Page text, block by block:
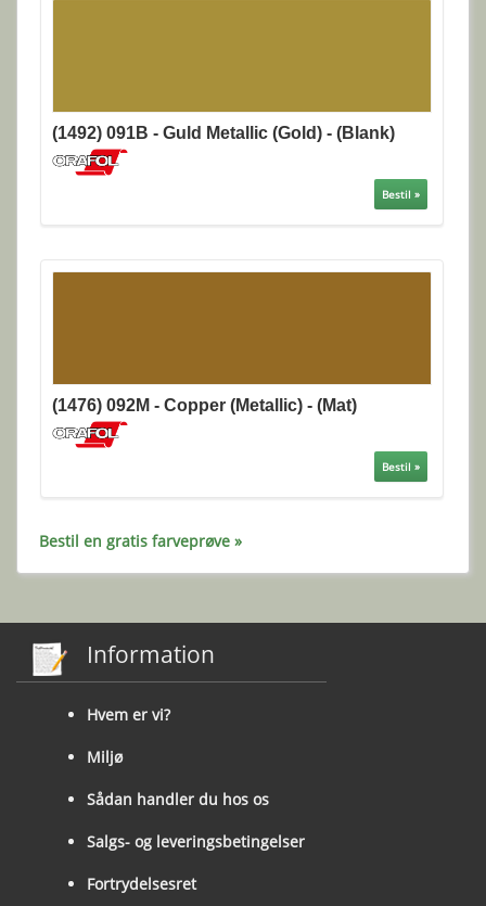
(1492) 091B - Guld Metallic (Gold) - (Blank)
Bestil »
(1476) 092M - Copper (Metallic) - (Mat)
Bestil »
Bestil en gratis farveprøve »
Information
Hvem er vi?
Miljø
Sådan handler du hos os
Salgs- og leveringsbetingelser
Fortrydelsesret